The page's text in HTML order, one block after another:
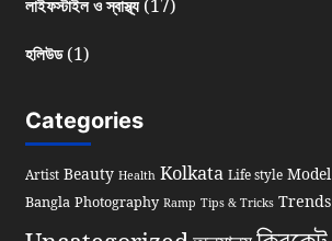
লাইফস্টাইল ও স্বাস্থ্য(17)
হলিউড(1)
Categories
Artist Beauty Health Kolkata Life style Model
Bangla Photography Ramp Tips & Tricks Trends